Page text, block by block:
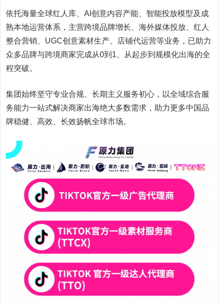
依托海量全球红人库、AI创意内容产能、智能投放模型及成
熟本地运营体系，主营跨境品牌增长、海外媒体投放、红人
整合营销、UGC创意素材生产、店铺代运营等业务，已助力
众多品牌与跨境商家完成从0到1、从起步到规模化出海的全
程突破。
集团始终坚守专业合规、长期主义服务初心，以全域综合服
务能力一站式解决商家出海绝大多数需求，助力更多中国品
牌稳健、高效、长效扬帆全球市场。